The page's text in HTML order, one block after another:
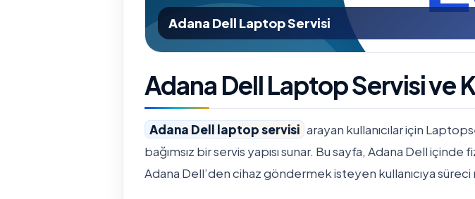
Adana Dell Laptop Servisi
Adana Dell Laptop Servisi ve
Adana Dell laptop servisi arayan kullanıcılar için
bağımsız bir servis yapısı sunar. Bu sayfa, Adana Dell
Adana Dell’den cihaz göndermek isteyen kullanıcıya süreci